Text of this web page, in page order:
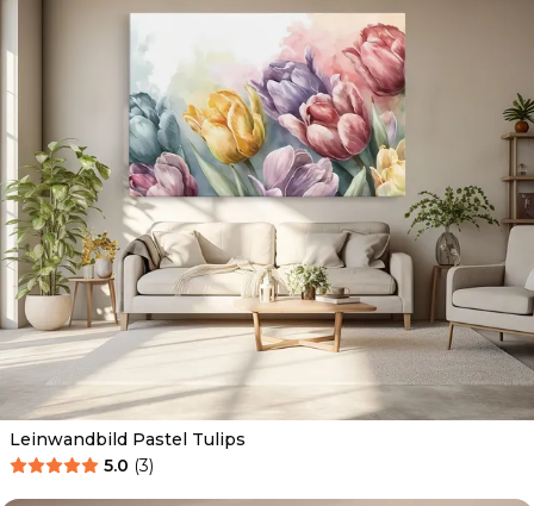
Leinwandbild Pastel Tulips
5.0 (3)
Ab 39.90 € 34.90